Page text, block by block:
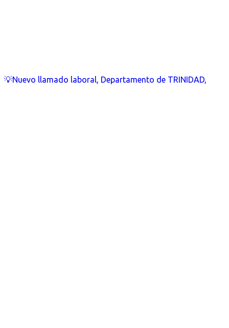
💡Nuevo llamado laboral, Departamento de TRINIDAD,